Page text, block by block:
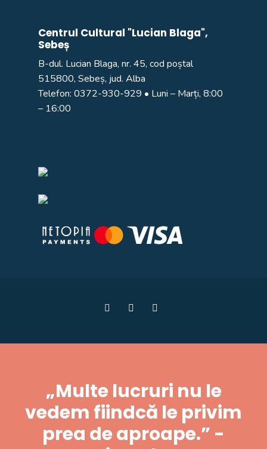
Centrul Cultural "Lucian Blaga",
Sebeș
B-dul. Lucian Blaga, nr. 45, cod poștal
515800, Sebeș, jud. Alba
Telefon: 0372-930-929 • Luni – Marți, 8:00
– 16:00
„Multe lucruri nu le
vedem fiindcă le privim
prea de aproape.” -